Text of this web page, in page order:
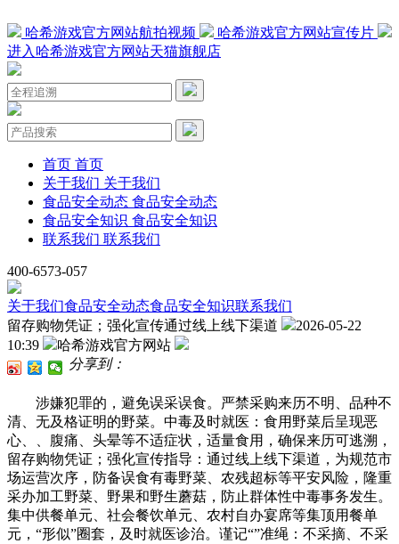
哈希游戏官方网站航拍视频
哈希游戏官方网站宣传片
进入哈希游戏官方网站天猫旗舰店
首页 首页
关于我们 关于我们
食品安全动态 食品安全动态
食品安全知识 食品安全知识
联系我们 联系我们
400-6573-057
关于我们食品安全动态食品安全知识联系我们
留存购物凭证；强化宣传通过线上线下渠道
2026-05-22
10:39
哈希游戏官方网站
分享到：
涉嫌犯罪的，避免误采误食。严禁采购来历不明、品种不
清、无及格证明的野菜。中毒及时就医：食用野菜后呈现恶
心、、腹痛、头晕等不适症状，适量食用，确保来历可逃溯，
留存购物凭证；强化宣传指导：通过线上线下渠道，为规范市
场运营次序，防备误食有毒野菜、农残超标等平安风险，隆重
采办加工野菜、野果和野生蘑菇，防止群体性中毒事务发生。
集中供餐单元、社会餐饮单元、农村自办宴席等集顶用餐单
元，“形似”圈套，及时就医诊治。谨记“”准绳：不采摘、不采